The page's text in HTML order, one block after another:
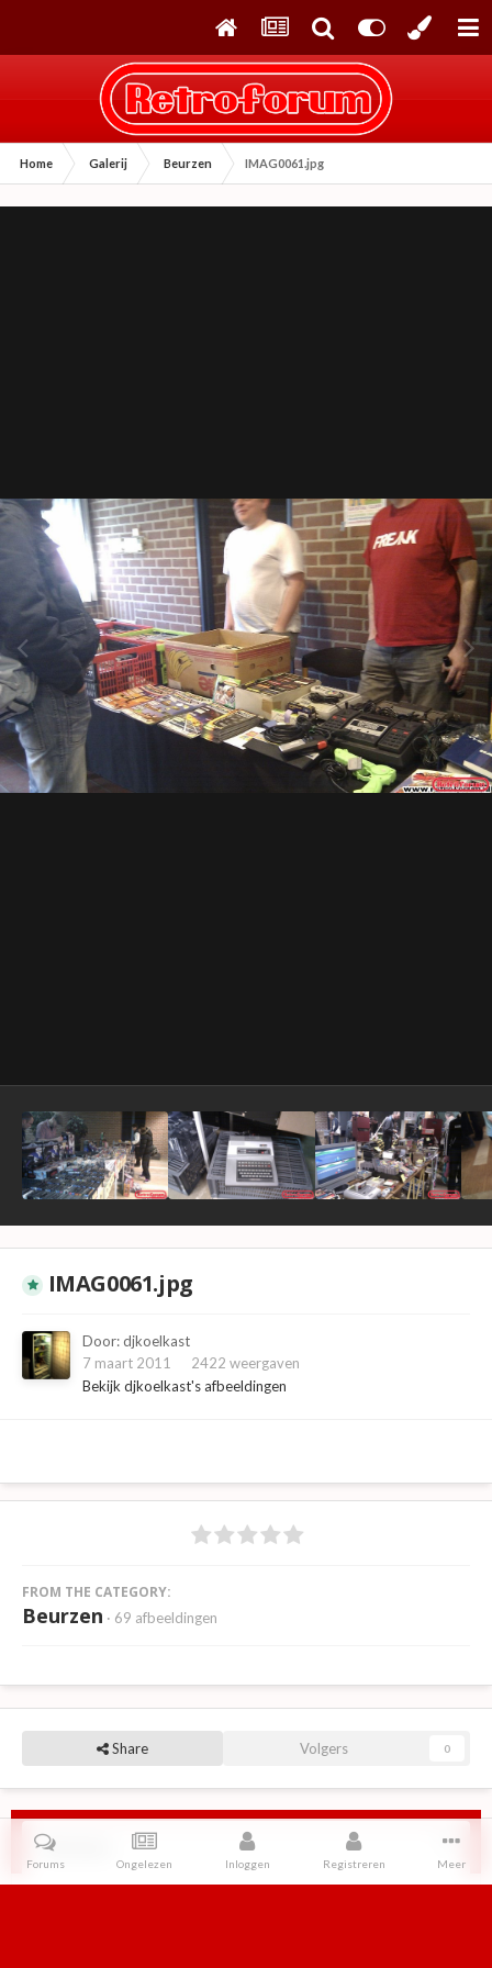
Home Galerij Beurzen IMAG0061.jpg
IMAG0061.jpg
Door:djkoelkast
7 maart 2011
2422 weergaven
Bekijk djkoelkast's afbeeldingen
FROM THE CATEGORY:
Beurzen · 69 afbeeldingen
Share Volgers 0
Reviews
Forums Ongelezen Inloggen Registreren Meer